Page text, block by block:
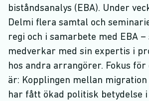
biståndsanalys (EBA). Under
Delmi flera samtal och
regi och i samarbete med EBA –
medverkar med sin expertis i
hos andra arrangörer. Fokus
är: Kopplingen mellan migration
har fått ökad politisk betydelse i